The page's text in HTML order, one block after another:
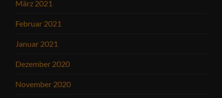
März 2021
Februar 2021
Januar 2021
Dezember 2020
November 2020